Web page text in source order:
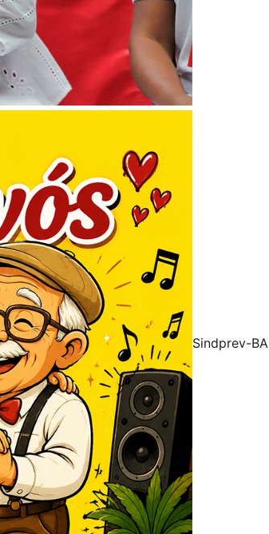
Sindprev-